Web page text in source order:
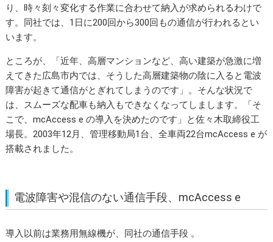
り、時々刻々変化する作業に合わせて納入が求められるわけで
す。同社では、1日に200回から300回もの通信が行われるとい
います。
ところが、「近年、高層マンションなど、高い建築が急激に増
えてきた広島市内では、そうした高層建築物の陰に入ると電波
障害が起きて通信がとぎれてしまうのです」。そんな状況で
は、スムーズな配車も納入もできなくなってしまします。「そ
こで、mcAccess e の導入を決めたのです」と佐々木取締役工
場長。2003年12月、管理移動局1台、全車両22台mcAccess e が
搭載されました。
電波障害や混信のない通信手段、mcAccess e
導入以前は業務用無線機が、同社の通信手段 。